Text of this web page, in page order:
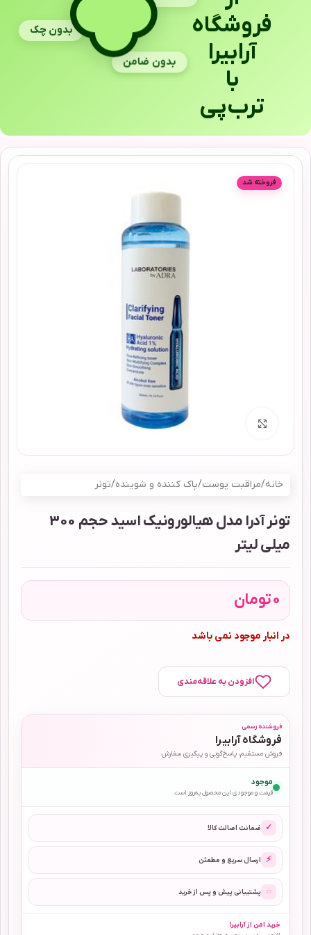
فروشگاه
آرابیرا
با
ترب‌پی
بدون چک
بدون ضامن
فروخته شد
برای بزرگنمایی کلیک کنید
خانه/مراقبت پوست/پاک کننده و شوینده/تونر
تونر آدرا مدل هیالورونیک اسید حجم 300
میلی لیتر
0تومان
در انبار موجود نمی باشد
افزودن به علاقه‌مندی
فروشنده رسمی
فروشگاه آرابیرا
فروش مستقیم، پاسخ‌گویی و پیگیری سفارش
موجود
قیمت و موجودی این محصول به‌روز است.
✓ ضمانت اصالت کالا
⚡ ارسال سریع و مطمئن
◌ پشتیبانی پیش و پس از خرید
خرید امن از آرابیرا